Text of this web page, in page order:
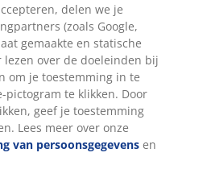
delen we je
(zoals Google,
gemaakte en statische
lezen over de doeleinden bij
om je toestemming in te
pictogram te klikken. Door
geef je toestemming
Lees meer over onze
van persoonsgegevens en